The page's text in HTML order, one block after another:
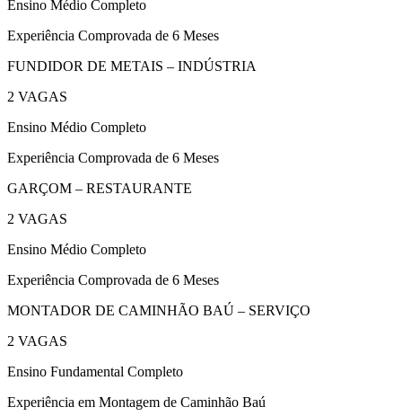
Ensino Médio Completo
Experiência Comprovada de 6 Meses
FUNDIDOR DE METAIS – INDÚSTRIA
2 VAGAS
Ensino Médio Completo
Experiência Comprovada de 6 Meses
GARÇOM – RESTAURANTE
2 VAGAS
Ensino Médio Completo
Experiência Comprovada de 6 Meses
MONTADOR DE CAMINHÃO BAÚ – SERVIÇO
2 VAGAS
Ensino Fundamental Completo
Experiência em Montagem de Caminhão Baú